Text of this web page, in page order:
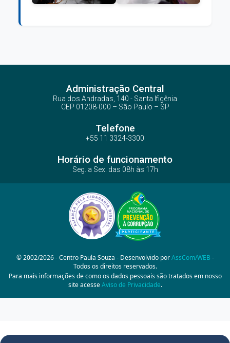
Administração Central
Rua dos Andradas, 140 - Santa Ifigênia
CEP 01208-000 – São Paulo – SP
Telefone
+55 11 3324-3300
Horário de funcionamento
Seg. a Sex. das 08h às 17h
© 2002/2026 - Centro Paula Souza - Desenvolvido porAssCom/WEB -
Todos os direitos reservados.
Para mais informações de como os dados pessoais são tratados em nosso
site acesseAviso de Privacidade.